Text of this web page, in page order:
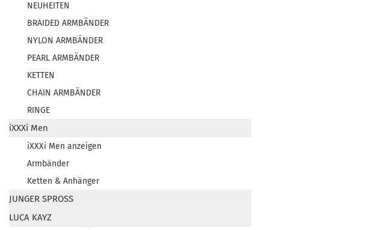
NEUHEITEN
BRAIDED ARMBÄNDER
NYLON ARMBÄNDER
PEARL ARMBÄNDER
KETTEN
CHAIN ARMBÄNDER
RINGE
iXXXi Men
iXXXi Men anzeigen
Armbänder
Ketten & Anhänger
JUNGER SPROSS
LUCA KAYZ